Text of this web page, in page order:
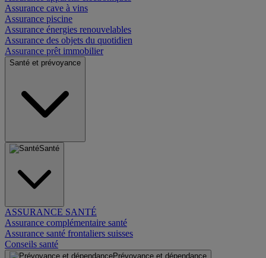
Assurance cave à vins
Assurance piscine
Assurance énergies renouvelables
Assurance des objets du quotidien
Assurance prêt immobilier
Santé et prévoyance
Santé
ASSURANCE SANTÉ
Assurance complémentaire santé
Assurance santé frontaliers suisses
Conseils santé
Prévoyance et dépendance